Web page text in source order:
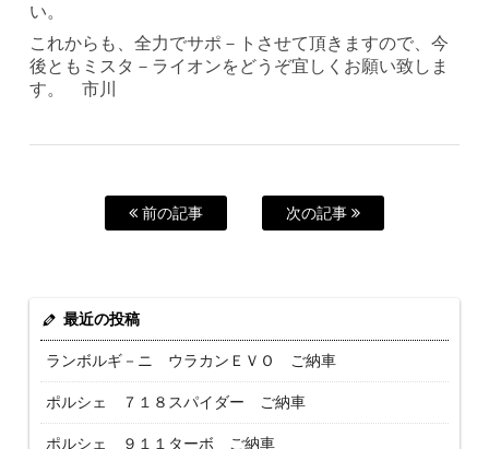
い。
これからも、全力でサポ－トさせて頂きますので、今
後ともミスタ－ライオンをどうぞ宜しくお願い致しま
す。 市川
前の記事 次の記事
最近の投稿
ランボルギ－ニ ウラカンＥＶＯ ご納車
ポルシェ ７１８スパイダー ご納車
ポルシェ ９１１ターボ ご納車